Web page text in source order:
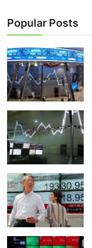
Popular Posts